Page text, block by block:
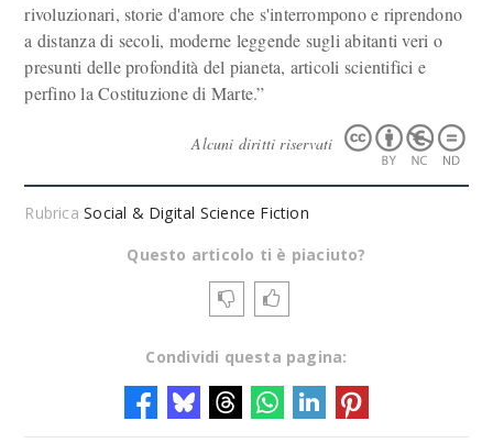
rivoluzionari, storie d'amore che s'interrompono e riprendono
a distanza di secoli, moderne leggende sugli abitanti veri o
presunti delle profondità del pianeta, articoli scientifici e
perfino la Costituzione di Marte.”
Alcuni diritti riservati
RubricaSocial & Digital Science Fiction
Questo articolo ti è piaciuto?
Condividi questa pagina: